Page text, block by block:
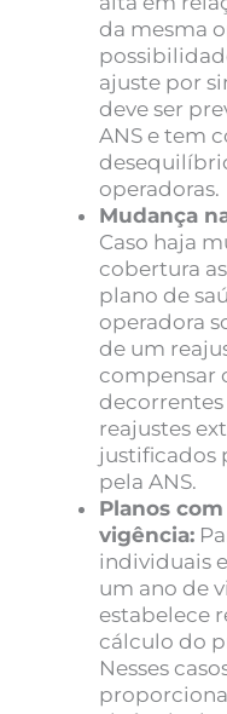
da mesma
ajuste por
deve ser
ANS e tem
operadoras.
Mudança
Caso haja
cobertura
plano de
operadora
de um
compensar
decorrentes
reajustes
justificados
pela ANS.
Planos
vigência:
individuais
um ano de
estabelece
cálculo do
Nesses